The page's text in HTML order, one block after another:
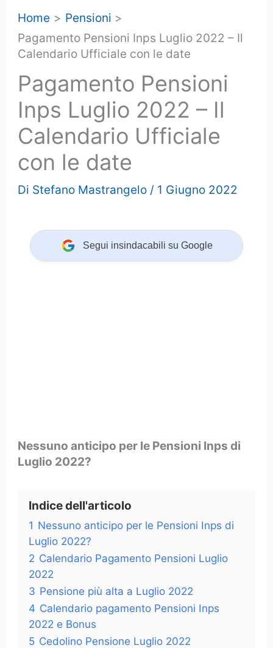
Home
Pensioni
Pagamento Pensioni Inps Luglio 2022 – Il
Calendario Ufficiale con le date
Pagamento Pensioni
Inps Luglio 2022 – Il
Calendario Ufficiale
con le date
Di Stefano Mastrangelo / 1 Giugno 2022
Segui insindacabili su Google
Nessuno anticipo per le Pensioni Inps di
Luglio 2022?
Indice dell'articolo
1 Nessuno anticipo per le Pensioni Inps di
Luglio 2022?
2 Calendario Pagamento Pensioni Luglio
2022
3 Pensione più alta a Luglio 2022
4 Calendario pagamento Pensioni Inps
2022 e Bonus
5 Cedolino Pensione Luglio 2022